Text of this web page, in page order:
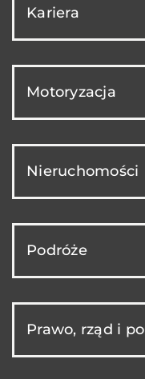
Kariera
Motoryzacja
Nieruchomości
Podróże
Prawo, rząd i